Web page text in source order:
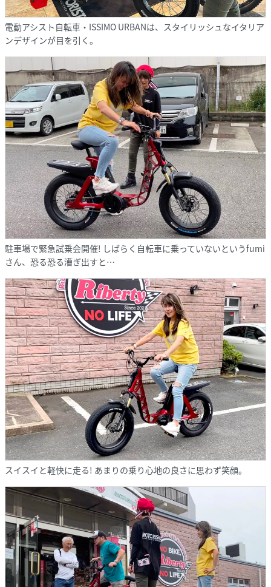
電動アシスト自転車・ISSIMO URBANは、スタイリッシュなイタリア
ンデザインが目を引く。
駐車場で緊急試乗会開催! しばらく自転車に乗っていないというfumi
さん、恐る恐る漕ぎ出すと…
スイスイと軽快に走る! あまりの乗り心地の良さに思わず笑顔。